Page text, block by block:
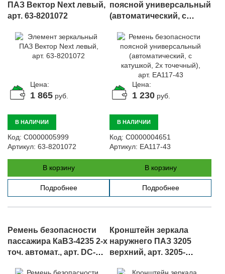
ПАЗ Вектор Next левый,
арт. 63-8201072
Цена:
1 865 руб.
В НАЛИЧИИ
Код: С0000005999
Артикул: 63-8201072
В корзину
Подробнее
поясной универсальный
(автоматический, с
арт. EA117-43
Цена:
1 230 руб.
В НАЛИЧИИ
Код: С0000004651
Артикул: EA117-43
В корзину
Подробнее
Ремень безопасности
пассажира КаВЗ-4235 2-х
точ. автомат., арт. DC-
Кронштейн зеркала
наружнего ПАЗ 3205
верхний, арт. 3205-